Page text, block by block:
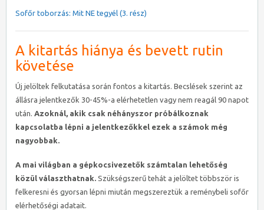
Sofőr toborzás: Mit NE tegyél (3. rész)
A kitartás hiánya és bevett rutin
követése
Új jelöltek felkutatása során fontos a kitartás. Becslések szerint az
állásra jelentkezők 30-45%-a elérhetetlen vagy nem reagál 90 napot
után. Azoknál, akik csak néhányszor próbálkoznak
kapcsolatba lépni a jelentkezőkkel ezek a számok még
nagyobbak.
A mai világban a gépkocsivezetők számtalan lehetőség
közül választhatnak. Szükségszerű tehát a jelöltet többször is
felkeresni és gyorsan lépni miután megszereztük a reménybeli sofőr
elérhetőségi adatait.